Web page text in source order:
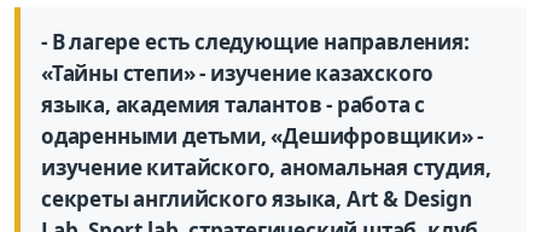
- В лагере есть следующие направления:
«Тайны степи» - изучение казахского
языка, академия талантов - работа с
одаренными детьми, «Дешифровщики» -
изучение китайского, аномальная студия,
секреты английского языка, Art & Design